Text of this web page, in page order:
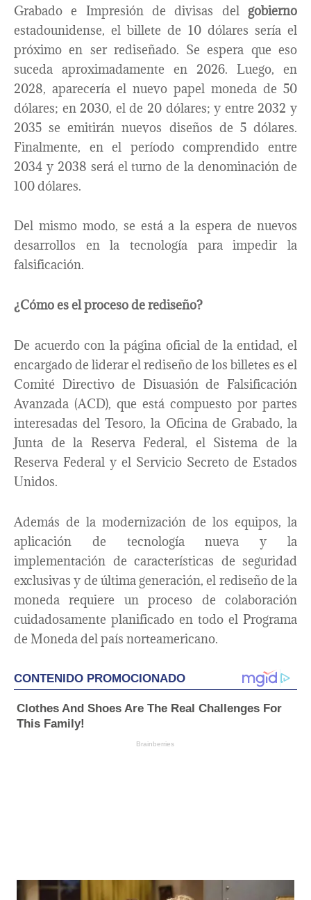
Grabado e Impresión de divisas del gobierno
estadounidense, el billete de 10 dólares sería el
próximo en ser rediseñado. Se espera que eso
suceda aproximadamente en 2026. Luego, en
2028, aparecería el nuevo papel moneda de 50
dólares; en 2030, el de 20 dólares; y entre 2032 y
2035 se emitirán nuevos diseños de 5 dólares.
Finalmente, en el período comprendido entre
2034 y 2038 será el turno de la denominación de
100 dólares.
Del mismo modo, se está a la espera de nuevos
desarrollos en la tecnología para impedir la
falsificación.
¿Cómo es el proceso de rediseño?
De acuerdo con la página oficial de la entidad, el
encargado de liderar el rediseño de los billetes es el
Comité Directivo de Disuasión de Falsificación
Avanzada (ACD), que está compuesto por partes
interesadas del Tesoro, la Oficina de Grabado, la
Junta de la Reserva Federal, el Sistema de la
Reserva Federal y el Servicio Secreto de Estados
Unidos.
Además de la modernización de los equipos, la
aplicación de tecnología nueva y la
implementación de características de seguridad
exclusivas y de última generación, el rediseño de la
moneda requiere un proceso de colaboración
cuidadosamente planificado en todo el Programa
de Moneda del país norteamericano.